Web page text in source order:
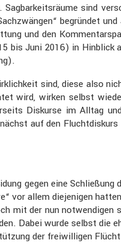
sind
begründet
und den
bis Juni 2016) in
sind, diese also
wird, wirken selbst
Diskurse im Alltag
auf den
gegen eine Schlie­ßung
vor allem dieje­nigen
mit der nun notwen­digen
Dabei wurde selbst die
der freiwil­ligen